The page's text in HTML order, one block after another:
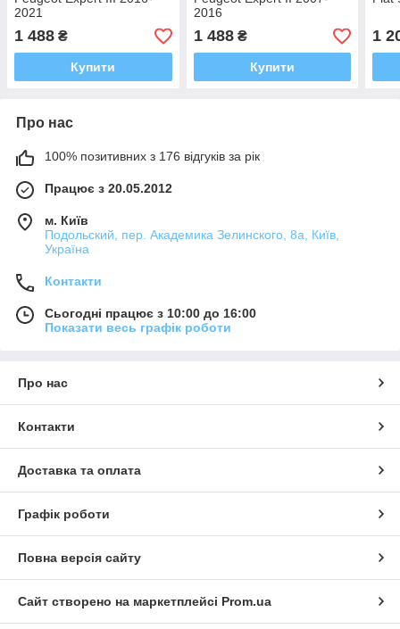
2021
1 488 ₴
Купити
2016
1 488₴
Купити
1
Про нас
100% позитивних з 176 відгуків за рік
Працює з 20.05.2012
м. Київ
Подольский, пер. Академика Зелинского, 8а, Київ,
Україна
Контакти
Сьогодні працює з 10:00 до 16:00
Показати весь графік роботи
Про нас
Контакти
Доставка та оплата
Графік роботи
Повна версія сайту
Сайт створено на маркетплейсі Prom.ua